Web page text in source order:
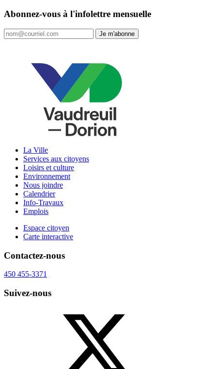
Abonnez-vous à l'infolettre mensuelle
Je m'abonne
La Ville
Services aux citoyens
Loisirs et culture
Environnement
Nous joindre
Calendrier
Info-Travaux
Emplois
Espace citoyen
Carte interactive
Contactez-nous
450 455-3371
Suivez-nous